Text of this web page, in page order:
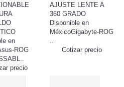
en
ROG
precio
AJUSTE LENTE A
360 GRADO
Disponible en
MéxicoGigabyte-ROG
..
Cotizar precio